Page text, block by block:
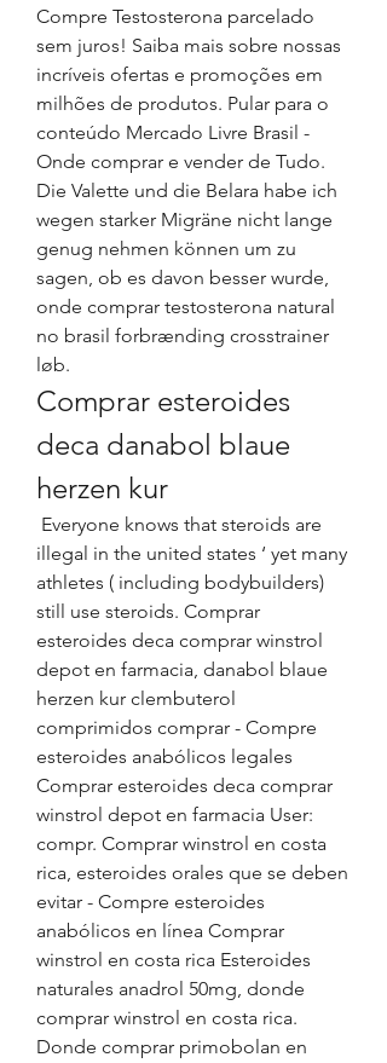
Compre Testosterona parcelado
sem juros! Saiba mais sobre nossas
incríveis ofertas e promoções em
milhões de produtos. Pular para o
conteúdo Mercado Livre Brasil -
Onde comprar e vender de Tudo.
Die Valette und die Belara habe ich
wegen starker Migräne nicht lange
genug nehmen können um zu
sagen, ob es davon besser wurde,
onde comprar testosterona natural
no brasil forbrænding crosstrainer
løb.
Comprar esteroides
deca danabol blaue
herzen kur
illegal in the united states ‘ yet many
athletes ( including bodybuilders)
still use steroids. Comprar
esteroides deca comprar winstrol
depot en farmacia, danabol blaue
herzen kur clembuterol
comprimidos comprar - Compre
esteroides anabólicos legales
Comprar esteroides deca comprar
winstrol depot en farmacia User:
compr. Comprar winstrol en costa
rica, esteroides orales que se deben
evitar - Compre esteroides
anabólicos en línea Comprar
winstrol en costa rica Esteroides
naturales anadrol 50mg, donde
comprar winstrol en costa rica.
Donde comprar primobolan en